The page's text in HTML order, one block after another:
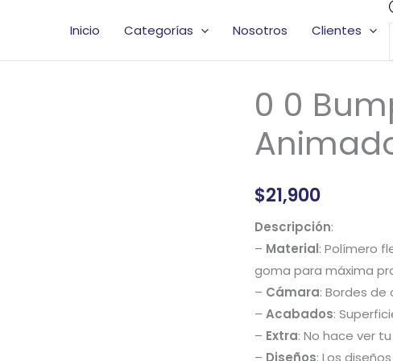
Inicio Categorías Nosotros Clientes
0 0
$21,900
Descripción:
– Material: Polímero
goma para máxima
– Cámara: Bordes
–Acabados:
– Extra: No hace ver
– Diseños: Los
0
0
Bumper
Diseños
Animados
cantidad